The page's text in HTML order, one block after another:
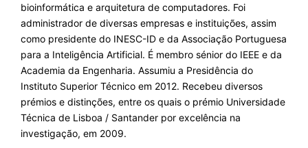
bioinformática e arquitetura de computadores. Foi
administrador de diversas empresas e instituições, assim
como presidente do INESC-ID e da Associação Portuguesa
para a Inteligência Artificial. É membro sénior do IEEE e da
Academia da Engenharia. Assumiu a Presidência do
Instituto Superior Técnico em 2012. Recebeu diversos
prémios e distinções, entre os quais o prémio Universidade
Técnica de Lisboa / Santander por excelência na
investigação, em 2009.